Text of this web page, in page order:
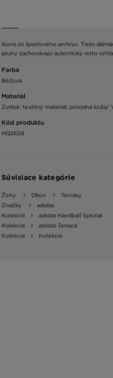
Ikona zo športového archívu. Tieto
pruhy zachovávajú autentický retro
Farba
Béžová
Materiál
Zvršok: textilný materiál, prírodná koža/
Kód produktu
HQ2658
Súvisiace kategórie
Ženy Obuv
Tenisky
Značky
adidas
Kolekcie
adidas Handball Spezial
Kolekcie
adidas Terrace
Kolekcie
Kolekcie